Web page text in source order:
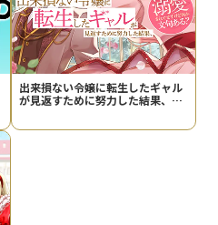
出来損ない令嬢に転生したギャル
が見返すために努力した結果、溺